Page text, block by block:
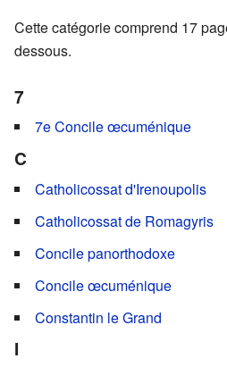
Cette catégorie comprend 17
dessous.
7
7e Concile œcuménique
C
Catholicossat d'Irenoupolis
Catholicossat de Romagyris
Concile panorthodoxe
Concile œcuménique
Constantin le Grand
I